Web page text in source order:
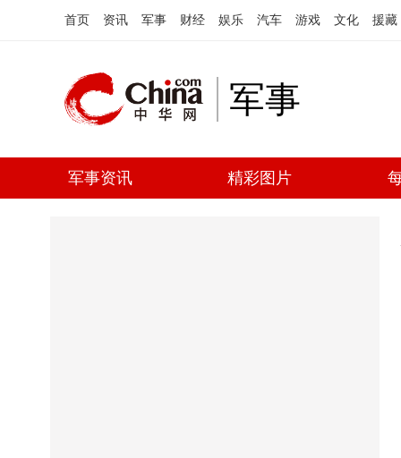
首页 资讯 军事 财经 娱乐 汽车 游戏 文化 援藏
军事
军事资讯 精彩图片